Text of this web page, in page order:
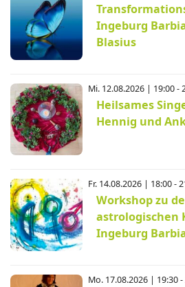
Ingeburg
Blasius
Mi. 12.08.2026 | 19:00 -
Heilsames
Hennig und
Fr. 14.08.2026 | 18:00 -
Workshop zu
astrologischen
Ingeburg
Mo. 17.08.2026 | 19:30